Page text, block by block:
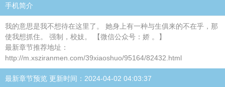
手机简介
我的意思是我不想待在这里了。 她身上有一种与生俱来的不在乎，那
使我想抓住。 强制，校妓。 【微信公众号：娇 。】
最新章节推荐地址：
http://m.xsziranmen.com/39xiaoshuo/95164/82432.html
最新章节预览 更新时间：2024-04-02 04:03:37